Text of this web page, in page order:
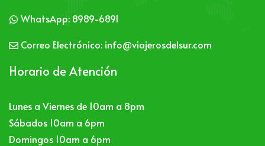
WhatsApp: 8989-6891
Correo Electrónico: info@viajerosdelsur.com
Horario de Atención
Lunes a Viernes de 10am a 8pm
Sábados 10am a 6pm
Domingos 10am a 6pm